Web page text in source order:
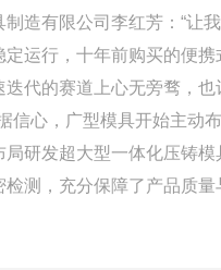
造有限公司李红芳：“让
运行，十年前购买的便
代的赛道上心无旁骛，
信心，广型模具开始主动
局研发超大型一体化压铸
测，充分保障了产品质